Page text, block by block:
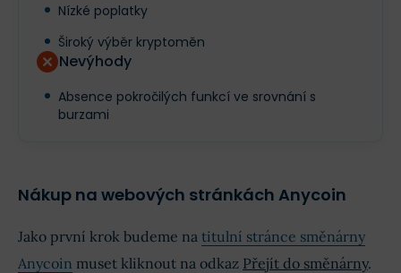
Nízké poplatky
Široký výběr kryptoměn
Nevýhody
Absence pokročilých funkcí ve srovnání s
burzami
Nákup na webových stránkách Anycoin
Jako první krok budeme na titulní stránce směnárny
Anycoin muset kliknout na odkaz Přejít do směnárny.